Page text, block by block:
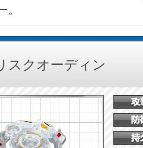
。
スクオーディン